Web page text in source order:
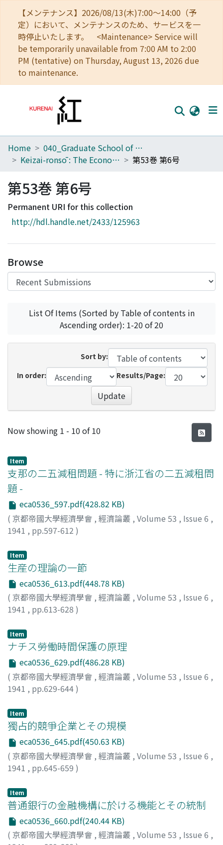
【メンテナンス】2026/08/13(木)7:00～14:00（予
定）において、メンテナンスのため、サービスを一
時停止いたします。 <Maintenance> Service will
be temporarily unavailable from 7:00 AM to 2:00
PM (tentative) on Thursday, August 13, 2026 due
to maintenance.
Home
Browse
Download Ranking
Access Statistics
Home
040_Graduate School of Economics
Keizai-ronsō : The Economic Review
第53巻 第6号
第53巻 第6号
Permanent URI for this collection
http://hdl.handle.net/2433/125963
Browse
List Of Items (Sorted by Table of contents in
Ascending order): 1-20 of 20
Sort by:
In order:
Results/Page:
Update
Recent Submissions
Now showing 1 - 10 of 10
Item
支那の二五減租問題 - 特に浙江省の二五減租問
題 -
eca0536_597.pdf(428.82 KB)
( 京都帝國大學經濟學會 , 經濟論叢 , Volume 53 , Issue 6 ,
1941 , pp.597-612 )
Item
生産の理論の一節
eca0536_613.pdf(448.78 KB)
( 京都帝國大學經濟學會 , 經濟論叢 , Volume 53 , Issue 6 ,
1941 , pp.613-628 )
Item
ナチス勞働時間保護の原理
eca0536_629.pdf(486.28 KB)
( 京都帝國大學經濟學會 , 經濟論叢 , Volume 53 , Issue 6 ,
1941 , pp.629-644)
Item
獨占的競爭企業とその規模
eca0536_645.pdf(450.63 KB)
( 京都帝國大學經濟學會 , 經濟論叢 , Volume 53 , Issue 6 ,
1941 , pp.645-659 )
Item
普通銀行の金融機構に於ける機能とその統制
eca0536_660.pdf(240.44 KB)
( 京都帝國大學經濟學會 , 經濟論叢 , Volume 53 , Issue 6 ,